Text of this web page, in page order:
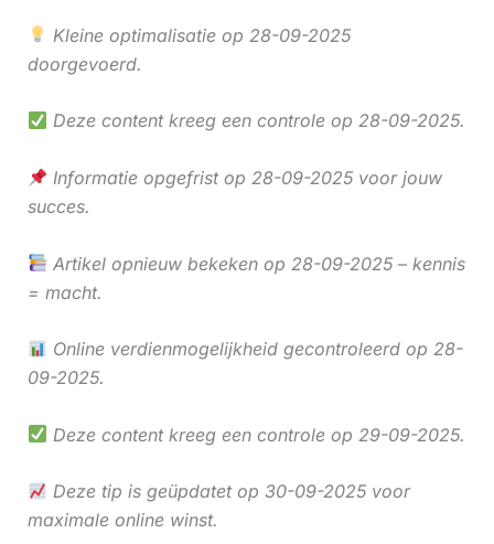
Kleine optimalisatie op 28-09-2025
doorgevoerd.
Deze content kreeg een controle op 28-09-2025.
Informatie opgefrist op 28-09-2025 voor jouw
succes.
Artikel opnieuw bekeken op 28-09-2025 – kennis
= macht.
Online verdienmogelijkheid gecontroleerd op 28-
09-2025.
Deze content kreeg een controle op 29-09-2025.
Deze tip is geüpdatet op 30-09-2025 voor
maximale online winst.